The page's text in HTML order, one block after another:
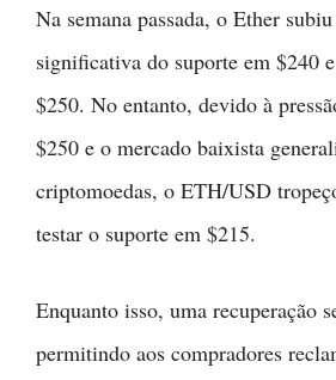
Na semana passada, o Ether
significativa do suporte em $240
$250. No entanto, devido à
$250 e o mercado baixista
criptomoedas, o ETH/USD
testar o suporte em $215.
Enquanto isso, uma recuperação
permitindo aos compradores